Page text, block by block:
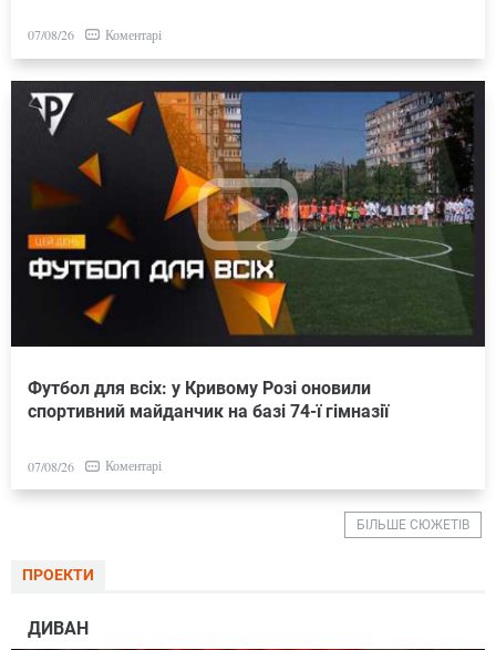
07/08/26 Коментарі
Футбол для всіх: у Кривому Розі оновили
спортивний майданчик на базі 74-ї гімназії
07/08/26 Коментарі
БІЛЬШЕ СЮЖЕТІВ
ПРОЕКТИ
ДИВАН